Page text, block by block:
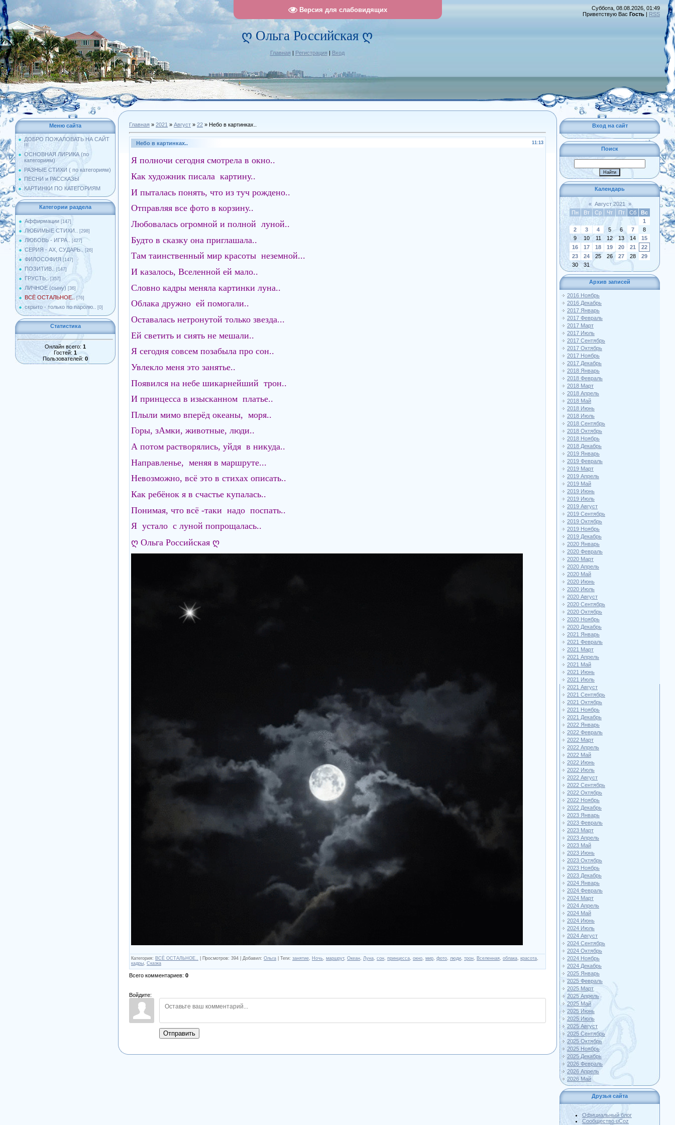
Версия для слабовидящих
ღ Ольга Российская ღ
Главная | Регистрация | Вход
Суббота, 08.08.2026, 01:49
Приветствую Вас Гость | RSS
Меню сайта
ДОБРО ПОЖАЛОВАТЬ НА САЙТ
!!!
ОСНОВНАЯ ЛИРИКА (по
категориям)
РАЗНЫЕ СТИХИ ( по категориям)
ПЕСНИ и РАССКАЗЫ
КАРТИНКИ ПО КАТЕГОРИЯМ
Категории раздела
Аффирмации [147]
ЛЮБИМЫЕ СТИХИ.. [298]
ЛЮБОВЬ - ИГРА.. [427]
СЕРИЯ - АХ, СУДАРЬ.. [26]
ФИЛОСОФИЯ [147]
ПОЗИТИВ.. [147]
ГРУСТЬ.. [357]
ЛИЧНОЕ (сыну) [36]
ВСЁ ОСТАЛЬНОЕ.. [76]
скрыто - только по паролю.. [0]
Статистика
Онлайн всего: 1
Гостей: 1
Пользователей: 0
Главная » 2021 » Август » 22 » Небо в картинках..
11:13
Небо в картинках..
Я полночи сегодня смотрела в окно..
Как художник писала картину..
И пыталась понять, что из туч рождено..
Отправляя все фото в корзину..
Любовалась огромной и полной луной..
Будто в сказку она приглашала..
Там таинственный мир красоты неземной...
И казалось, Вселенной ей мало..
Словно кадры меняла картинки луна..
Облака дружно ей помогали..
Оставалась нетронутой только звезда...
Ей светить и сиять не мешали..
Я сегодня совсем позабыла про сон..
Увлекло меня это занятье..
Появился на небе шикарнейший трон..
И принцесса в изысканном платье..
Плыли мимо вперёд океаны, моря..
Горы, зАмки, животные, люди..
А потом растворялись, уйдя в никуда..
Направленье, меняя в маршруте...
Невозможно, всё это в стихах описать..
Как ребёнок я в счастье купалась..
Понимая, что всё -таки надо поспать..
Я устало с луной попрощалась..
ღ Ольга Российская ღ
Категория: ВСЁ ОСТАЛЬНОЕ.. Просмотров: 394 Добавил: Ольга Теги: занятие Ночь маршрут, Океан Луна сон принцесса окно мир фото люди трон Вселенная облака красота
кадры Сказка
Всего комментариев: 0
Войдите:
Отправить
Вход на сайт
Поиск
Календарь
« Август 2021
»
Пн
Вт Ср Чт Пт Сб
Вс
1
2
3 4 5 6 7
8
9
10 11 12 13 14
15
16
17 18 19 20 21
22
23
24 25 26 27 28
29
30
31
Архив записей
2016 Ноябрь
2016 Декабрь
2017 Январь
2017 Февраль
2017 Март
2017 Июль
2017 Сентябрь
2017 Октябрь
2017 Ноябрь
2017 Декабрь
2018 Январь
2018 Февраль
2018 Март
2018 Апрель
2018 Май
2018 Июнь
2018 Июль
2018 Сентябрь
2018 Октябрь
2018 Ноябрь
2018 Декабрь
2019 Январь
2019 Февраль
2019 Март
2019 Апрель
2019 Май
2019 Июнь
2019 Июль
2019 Август
2019 Сентябрь
2019 Октябрь
2019 Ноябрь
2019 Декабрь
2020 Январь
2020 Февраль
2020 Март
2020 Апрель
2020 Май
2020 Июнь
2020 Июль
2020 Август
2020 Сентябрь
2020 Октябрь
2020 Ноябрь
2020 Декабрь
2021 Январь
2021 Февраль
2021 Март
2021 Апрель
2021 Май
2021 Июнь
2021 Июль
2021 Август
2021 Сентябрь
2021 Октябрь
2021 Ноябрь
2021 Декабрь
2022 Январь
2022 Февраль
2022 Март
2022 Апрель
2022 Май
2022 Июнь
2022 Июль
2022 Август
2022 Сентябрь
2022 Октябрь
2022 Ноябрь
2022 Декабрь
2023 Январь
2023 Февраль
2023 Март
2023 Апрель
2023 Май
2023 Июнь
2023 Октябрь
2023 Ноябрь
2023 Декабрь
2024 Январь
2024 Февраль
2024 Март
2024 Апрель
2024 Май
2024 Июнь
2024 Июль
2024 Август
2024 Сентябрь
2024 Октябрь
2024 Ноябрь
2024 Декабрь
2025 Январь
2025 Февраль
2025 Март
2025 Апрель
2025 Май
2025 Июнь
2025 Июль
2025 Август
2025 Сентябрь
2025 Октябрь
2025 Ноябрь
2025 Декабрь
2026 Февраль
2026 Апрель
2026 Май
Друзья сайта
Официальный блог
Сообщество uCoz